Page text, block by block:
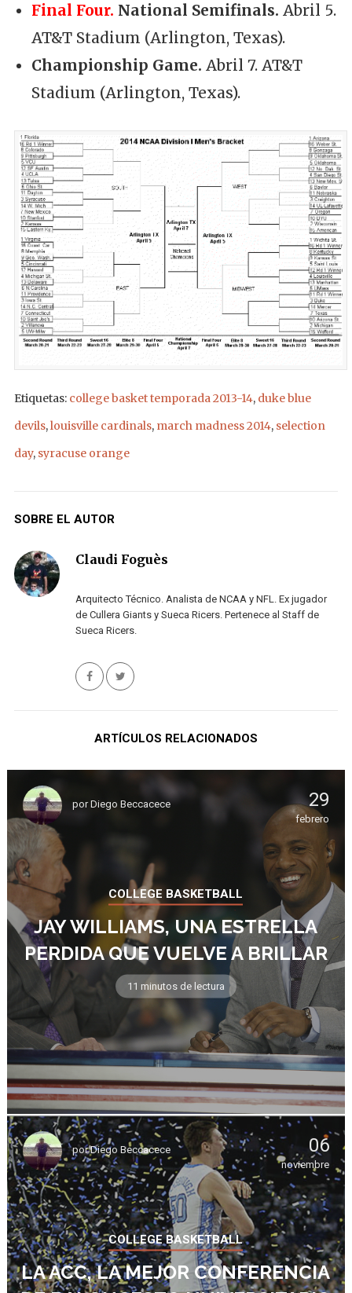
Final Four. National Semifinals. Abril 5.
AT&T Stadium (Arlington, Texas).
Championship Game. Abril 7. AT&T
Stadium (Arlington, Texas).
Etiquetas: college basket temporada 2013-14, duke blue
devils,louisville cardinals, march madness 2014, selection
day, syracuse orange
SOBRE EL AUTOR
Claudi Foguès
Arquitecto Técnico. Analista de NCAA y NFL. Ex jugador
de Cullera Giants y Sueca Ricers. Pertenece al Staff de
Sueca Ricers.
ARTÍCULOS RELACIONADOS
porDiego Beccacece 29
febrero
COLLEGE BASKETBALL
JAY WILLIAMS, UNA ESTRELLA
PERDIDA QUE VUELVE A BRILLAR
11 minutos de lectura
porDiego Beccacece 06
noviembre
COLLEGE BASKETBALL
LA ACC, LA MEJOR CONFERENCIA